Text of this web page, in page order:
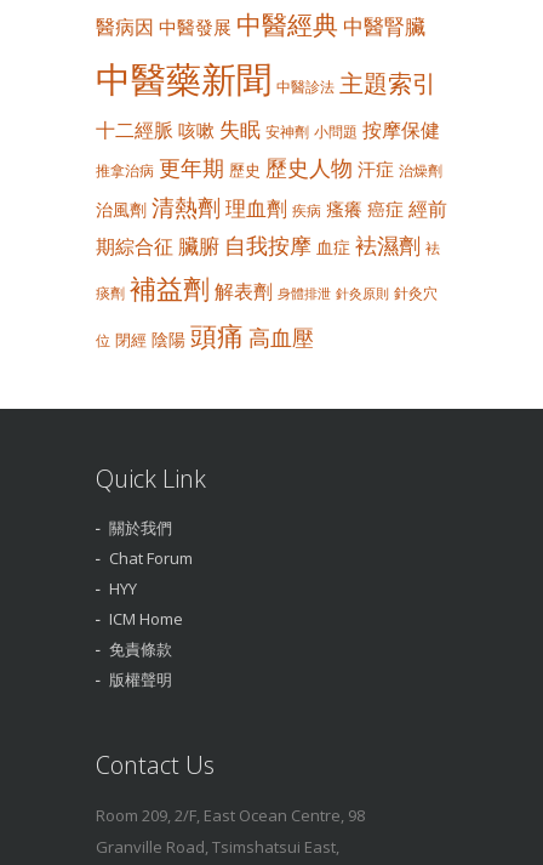
醫病因 中醫發展 中醫經典 中醫腎臟
中醫藥新聞 中醫診法 主題索引
十二經脈 咳嗽 失眠 安神劑 小問題 按摩保健
推拿治病 更年期 歷史 歷史人物 汗症 治燥劑
治風劑 清熱劑 理血劑 疾病 瘙癢 癌症 經前
期綜合征 臟腑 自我按摩 血症 袪濕劑 袪
痰劑 補益劑 解表劑 身體排泄 針灸原則 針灸穴
位 閉經 陰陽 頭痛 高血壓
Quick Link
關於我們
Chat Forum
HYY
ICM Home
免責條款
版權聲明
Contact Us
Room 209, 2/F, East Ocean Centre, 98
Granville Road, Tsimshatsui East,